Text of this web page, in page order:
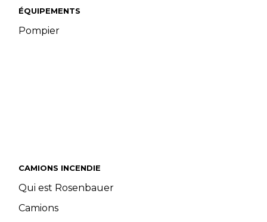
ÉQUIPEMENTS
Pompier
CAMIONS INCENDIE
Qui est Rosenbauer
Camions